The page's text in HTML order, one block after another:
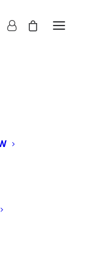
firmy
znajdziesz
zgryzowy
mrugowy oraz
przełącznik